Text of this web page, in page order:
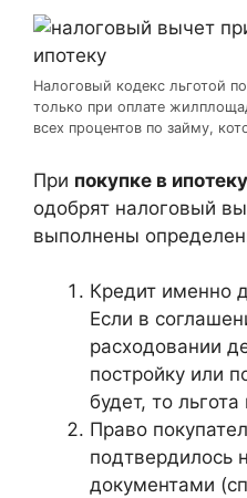
Налоговый кодекс льготой
только при оплате
всех процентов по займу,
При покупке в ипотеку
одобрят налоговый
выполнены
Кредит именно
Если в
расходовании
постройку или
будет, то
Право
документами